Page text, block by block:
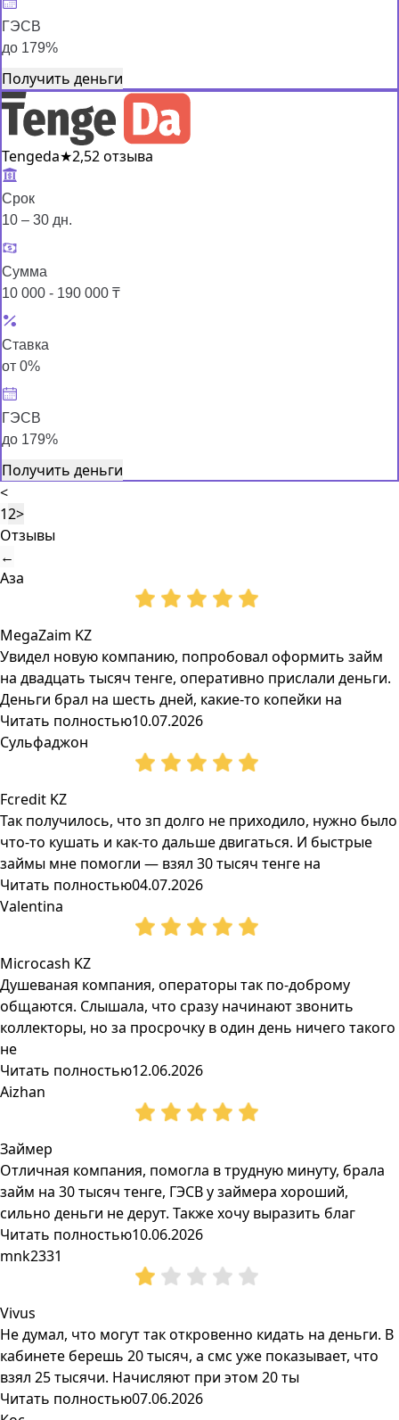
ГЭСВ
до 179%
Получить деньги
Tengeda★2,52 отзыва
Срок
10 – 30 дн.
Сумма
10 000 - 190 000 ₸
Ставка
от 0%
ГЭСВ
до 179%
Получить деньги
<
12>
Отзывы
←
Аза
MegaZaim KZ
Увидел новую компанию, попробовал оформить займ
на двадцать тысяч тенге, оперативно прислали деньги.
Деньги брал на шесть дней, какие-то копейки на
Читать полностью10.07.2026
Сульфаджон
Fcredit KZ
Так получилось, что зп долго не приходило, нужно было
что-то кушать и как-то дальше двигаться. И быстрые
займы мне помогли — взял 30 тысяч тенге на
Читать полностью04.07.2026
Valentina
Microcash KZ
Душеваная компания, операторы так по-доброму
общаются. Слышала, что сразу начинают звонить
коллекторы, но за просрочку в один день ничего такого
не
Читать полностью12.06.2026
Aizhan
Займер
Отличная компания, помогла в трудную минуту, брала
займ на 30 тысяч тенге, ГЭСВ у займера хороший,
сильно деньги не дерут. Также хочу выразить благ
Читать полностью10.06.2026
mnk2331
Vivus
Не думал, что могут так откровенно кидать на деньги. В
кабинете берешь 20 тысяч, а смс уже показывает, что
взял 25 тысячи. Начисляют при этом 20 ты
Читать полностью07.06.2026